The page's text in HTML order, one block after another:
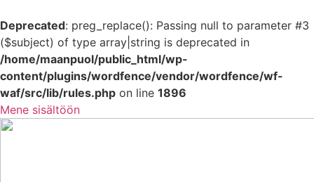
Deprecated: preg_replace(): Passing null to parameter #3
($subject) of type array|string is deprecated in
/home/maanpuol/public_html/wp-
content/plugins/wordfence/vendor/wordfence/wf-
waf/src/lib/rules.php on line 1896
Mene sisältöön